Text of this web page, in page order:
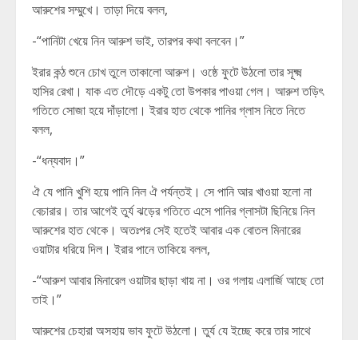
আরুশের সম্মুখে। তাড়া দিয়ে বলল,
-“পানিটা খেয়ে নিন আরুশ ভাই, তারপর কথা বলবেন।”
ইরার কন্ঠ শুনে চোখ তুলে তাকালো আরুশ। ওষ্ঠে ফুটে উঠলো তার সূক্ষ্ম
হাসির রেখা। যাক এত দৌড়ে একটু তো উপকার পাওয়া গেল। আরুশ তড়িৎ
গতিতে সোজা হয়ে দাঁড়ালো। ইরার হাত থেকে পানির গ্লাস নিতে নিতে
বলল,
-“ধন্যবাদ।”
ঐ যে পানি খুশি হয়ে পানি নিল ঐ পর্যন্তই। সে পানি আর খাওয়া হলো না
বেচারার। তার আগেই তুর্য ঝড়ের গতিতে এসে পানির গ্লাসটা ছিনিয়ে নিল
আরুশের হাত থেকে। অতঃপর সেই হতেই আবার এক বোতল মিনারের
ওয়াটার ধরিয়ে দিল। ইরার পানে তাকিয়ে বলল,
-“আরুশ আবার মিনারেল ওয়াটার ছাড়া খায় না। ওর গলায় এলার্জি আছে তো
তাই।”
আরুশের চেহারা অসহায় ভাব ফুটে উঠলো। তুর্য যে ইচ্ছে করে তার সাথে